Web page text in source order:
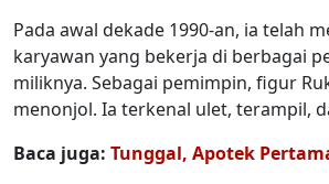
Pada awal dekade 1990-an, ia telah
karyawan yang bekerja di berbagai
miliknya. Sebagai pemimpin, figur
menonjol. Ia terkenal ulet, terampil,
Baca juga: Tunggal, Apotek